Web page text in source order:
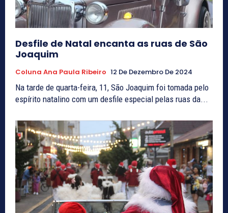
Desfile de Natal encanta as ruas de São
Joaquim
Coluna Ana Paula Ribeiro 12 De Dezembro De 2024
Na tarde de quarta-feira, 11, São Joaquim foi tomada pelo
espírito natalino com um desfile especial pelas ruas da...